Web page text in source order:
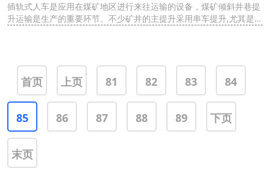
插轨式人车是应用在煤矿地区进行来往运输的设备，煤矿倾斜井巷提
升运输是生产的重要环节。不少矿井的主提升采用串车提升,尤其是材
首页 上页 81 82 83 84
85 86 87 88 89 下页
末页